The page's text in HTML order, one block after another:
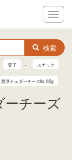
メ
ニ
ー
検索
菓子 スナック
厚チェダーチーズ味 65g
ーチーズ